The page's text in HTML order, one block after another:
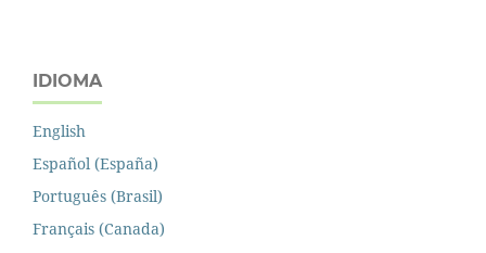
IDIOMA
English
Español (España)
Português (Brasil)
Français (Canada)